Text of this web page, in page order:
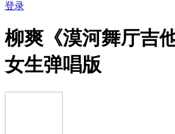
登录
柳爽《漠河舞厅吉
女生弹唱版